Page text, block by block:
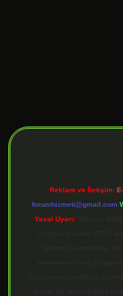
Reklam ve İletişim:
forumhizmeti@gmail.com
Yasal Uyarı: